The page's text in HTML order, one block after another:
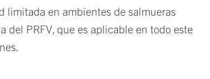
limitada en ambientes de salmueras
del PRFV, que es aplicable en todo este